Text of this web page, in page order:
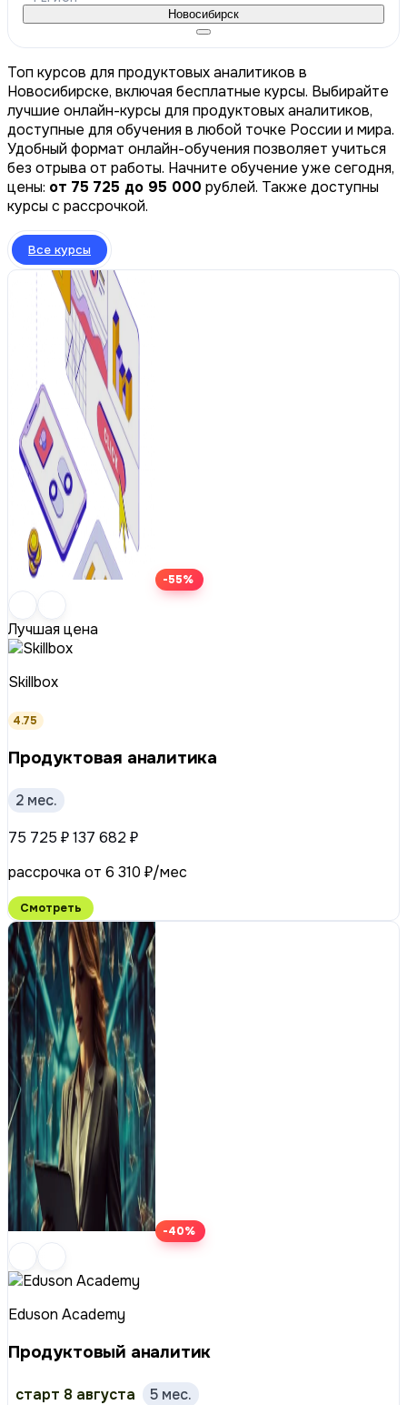
Новосибирск
Топ курсов для продуктовых аналитиков в
Новосибирске, включая бесплатные курсы. Выбирайте
лучшие онлайн-курсы для продуктовых аналитиков,
доступные для обучения в любой точке России и мира.
Удобный формат онлайн-обучения позволяет учиться
без отрыва от работы. Начните обучение уже сегодня,
цены: от 75 725 до 95 000 рублей. Также доступны
курсы с рассрочкой.
Все курсы
-55%
Лучшая цена
Skillbox
4.75
Продуктовая аналитика
2 мес.
75 725 ₽137 682 ₽
рассрочка от 6 310 ₽/мес
Смотреть
-40%
Eduson Academy
Продуктовый аналитик
старт 8 августа
5 мес.